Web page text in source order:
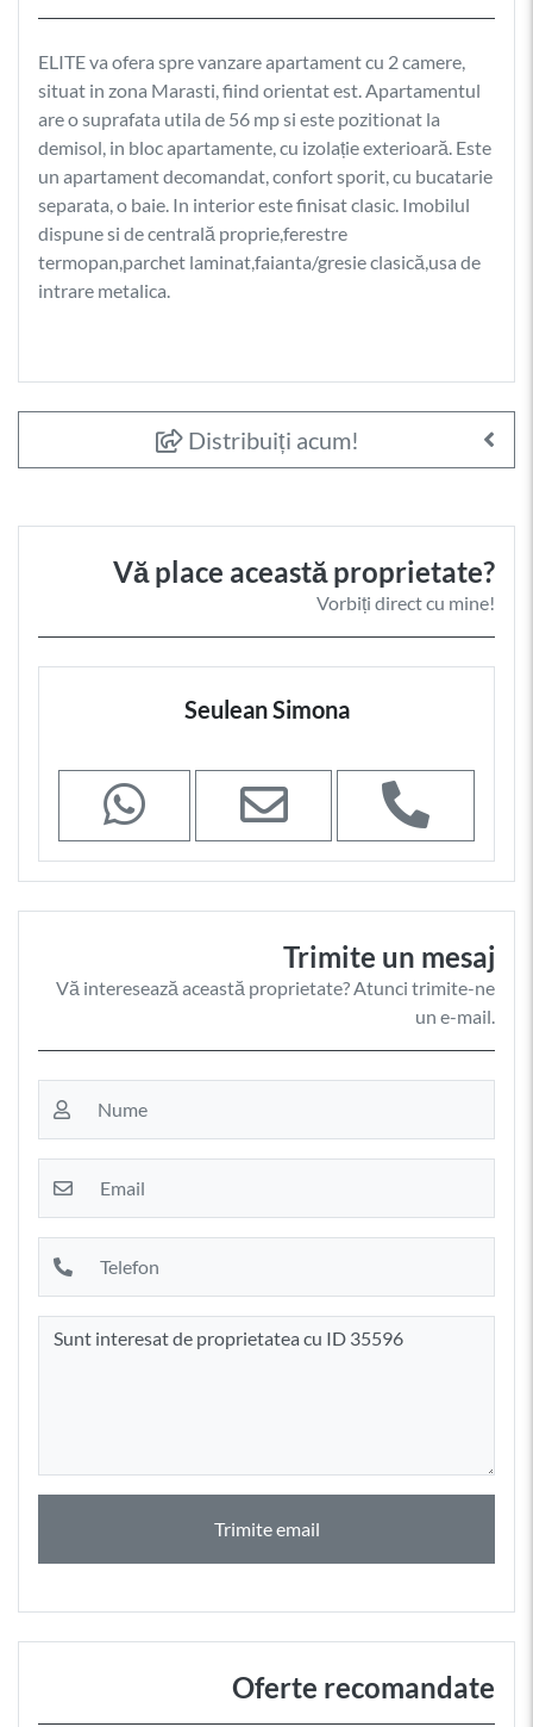
ELITE va ofera spre vanzare apartament cu 2 camere,
situat in zona Marasti, fiind orientat est. Apartamentul
are o suprafata utila de 56 mp si este pozitionat la
demisol, in bloc apartamente, cu izolație exterioară. Este
un apartament decomandat, confort sporit, cu bucatarie
separata, o baie. In interior este finisat clasic. Imobilul
dispune si de centrală proprie,ferestre
termopan,parchet laminat,faianta/gresie clasică,usa de
intrare metalica.
Distribuiți acum!
Vă place această proprietate?
Vorbiți direct cu mine!
Seulean Simona
Trimite un mesaj
Vă interesează această proprietate? Atunci trimite-ne
un e-mail.
Trimite email
Oferte recomandate